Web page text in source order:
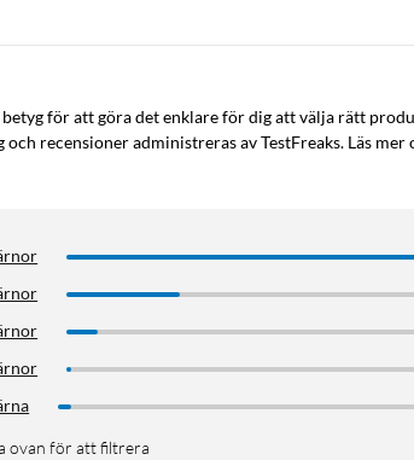
för att göra det enklare för dig att välja rätt
recensioner administreras av TestFreaks. Läs
ovan för att filtrera